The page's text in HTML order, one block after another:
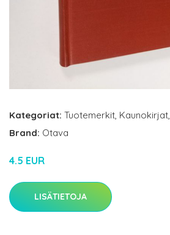
Kategoriat: Tuotemerkit, Kaunokirjat,
Brand: Otava
4.5 EUR
LISÄTIETOJA